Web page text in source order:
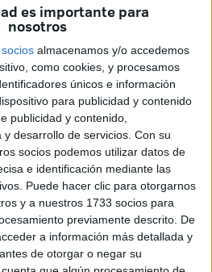
es importante para
nosotros
socios almacenamos y/o accedemos
como cookies, y procesamos
únicos e información
para publicidad y contenido
publicidad y contenido,
desarrollo de servicios. Con su
socios podemos utilizar datos de
e identificación mediante las
Puede hacer clic para otorgarnos
y a nuestros 1733 socios para
previamente descrito. De
a información más detallada y
de otorgar o negar su
de Ceuta ha sido galardonada
María Miaja con motivo del
de la Violencia
merecido por la gran
por la igualdad y contra la
laprisión.
tenido lugar este lunes en la
Adolfo Suárez y ha contado
Sánchez Miaja, sus hermanas y
Mujeres Progresistas María